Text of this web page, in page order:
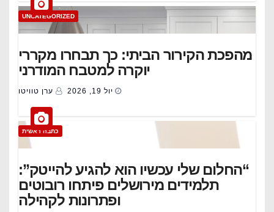
UNCATEGORIZED
מהפכת הקירור הביתי: כך תבחרו מקררי
יוקרה למטבח המודרני
יול 19, 2026 ערן טוויטו
כתבה ראשית
“החלום שלי עכשיו הוא להגיע להייטק”:
תלמידים מירושלים פיתחו רובוטים
ופתרונות לקהילה